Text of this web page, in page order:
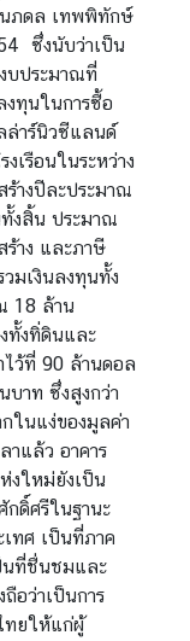
นภดล เทพพิทักษ์
ซึ่งนับว่าเป็น
งบประมาณที่
งทุนในการซื้อ
ล่าร์นิวซีแลนด์
เรือนในระหว่าง
ร้างปีละประมาณ
ทั้งสิ้น ประมาณ
าง และภาษี
มเงินลงทุนทั้ง
18 ล้าน
ทั้งทิ่ดินและ
ไว้ที่ 90 ล้านดอล
าท ซึ่งสูงกว่า
ในแง่ของมูลค่า
าแล้ว อาคาร
งใหม่ยังเป็น
ดิ์ศรีในฐานะ
ทศ เป็นที่ภาค
นที่ชื่นชมและ
อว่าเป็นการ
ทยให้แก่ผู้